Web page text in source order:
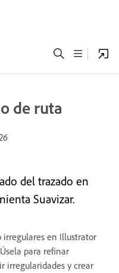
de ruta
del trazado en
Suavizar.
irregulares en Illustrator
para refinar
irregularidades y crear